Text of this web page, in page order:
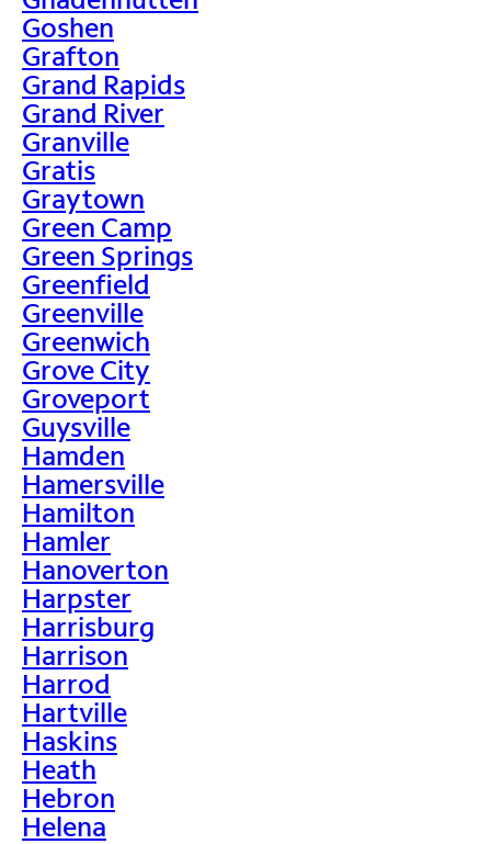
Goshen
Grafton
Grand Rapids
Grand River
Granville
Gratis
Graytown
Green Camp
Green Springs
Greenfield
Greenville
Greenwich
Grove City
Groveport
Guysville
Hamden
Hamersville
Hamilton
Hamler
Hanoverton
Harpster
Harrisburg
Harrison
Harrod
Hartville
Haskins
Heath
Hebron
Helena